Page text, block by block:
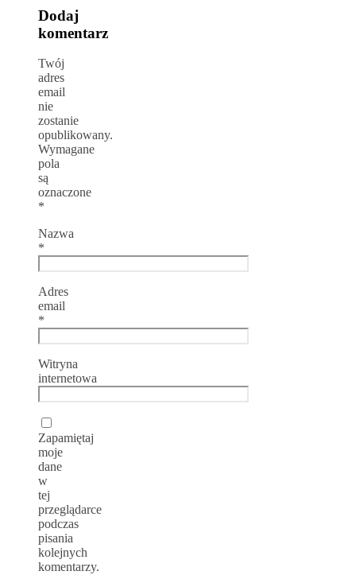
Dodaj
komentarz
Twój
adres
email
nie
zostanie
opublikowany.
Wymagane
pola
są
oznaczone
*
Nazwa
*
Adres
email
*
Witryna
internetowa
Zapamiętaj
moje
dane
w
tej
przeglądarce
podczas
pisania
kolejnych
komentarzy.